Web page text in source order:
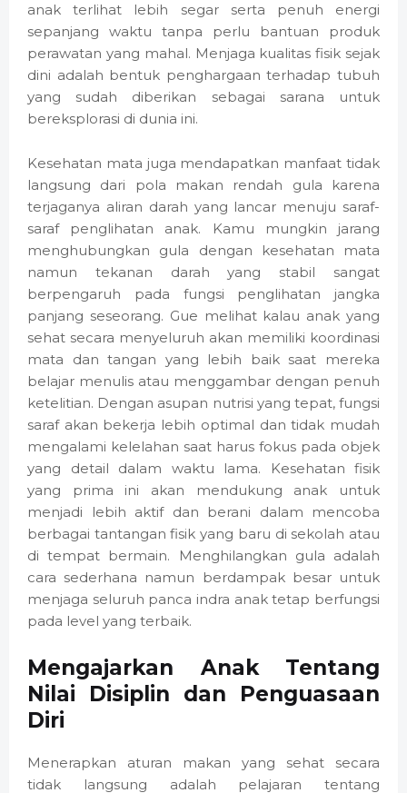
anak terlihat lebih segar serta penuh energi
sepanjang waktu tanpa perlu bantuan produk
perawatan yang mahal. Menjaga kualitas fisik sejak
dini adalah bentuk penghargaan terhadap tubuh
yang sudah diberikan sebagai sarana untuk
bereksplorasi di dunia ini.
Kesehatan mata juga mendapatkan manfaat tidak
langsung dari pola makan rendah gula karena
terjaganya aliran darah yang lancar menuju saraf-
saraf penglihatan anak. Kamu mungkin jarang
menghubungkan gula dengan kesehatan mata
namun tekanan darah yang stabil sangat
berpengaruh pada fungsi penglihatan jangka
panjang seseorang. Gue melihat kalau anak yang
sehat secara menyeluruh akan memiliki koordinasi
mata dan tangan yang lebih baik saat mereka
belajar menulis atau menggambar dengan penuh
ketelitian. Dengan asupan nutrisi yang tepat, fungsi
saraf akan bekerja lebih optimal dan tidak mudah
mengalami kelelahan saat harus fokus pada objek
yang detail dalam waktu lama. Kesehatan fisik
yang prima ini akan mendukung anak untuk
menjadi lebih aktif dan berani dalam mencoba
berbagai tantangan fisik yang baru di sekolah atau
di tempat bermain. Menghilangkan gula adalah
cara sederhana namun berdampak besar untuk
menjaga seluruh panca indra anak tetap berfungsi
pada level yang terbaik.
Mengajarkan Anak Tentang
Nilai Disiplin dan Penguasaan
Diri
Menerapkan aturan makan yang sehat secara
tidak langsung adalah pelajaran tentang